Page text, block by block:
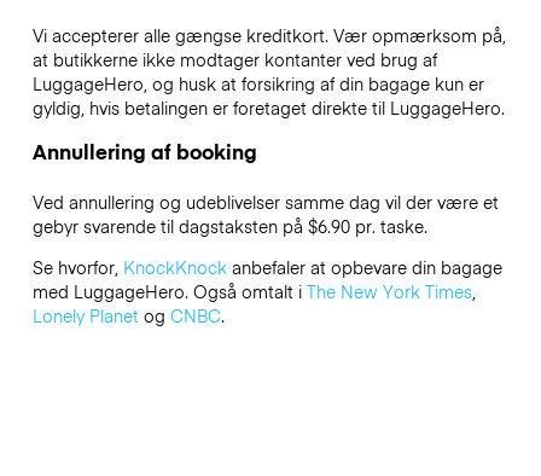
Vi accepterer alle gængse kreditkort. Vær opmærksom på,
at butikkerne ikke modtager kontanter ved brug af
LuggageHero, og husk at forsikring af din bagage kun er
gyldig, hvis betalingen er foretaget direkte til LuggageHero.
Annullering af booking
Ved annullering og udeblivelser samme dag vil der være et
gebyr svarende til dagstaksten på $6.90 pr. taske.
Se hvorfor, KnockKnockanbefaler at opbevare din bagage
med LuggageHero. Også omtalt i The New York Times,
Lonely Planetog CNBC.